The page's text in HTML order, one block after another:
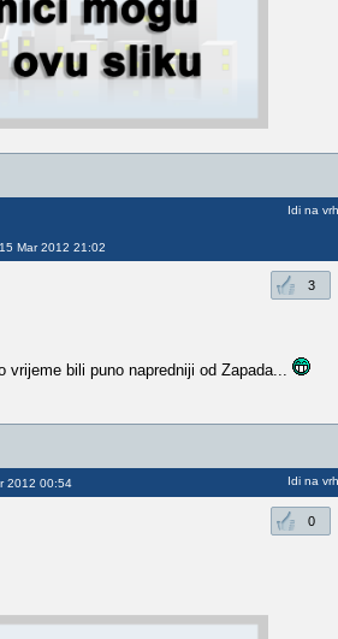
Mar 2012 21:02
Idi na vrh
3
vrijeme bili puno napredniji od Zapada...
2012 00:54 Idi na vrh
0